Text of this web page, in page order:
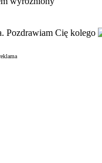
Pozdrawiam Cię kolego